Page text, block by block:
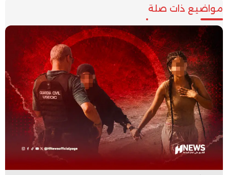
مواضيع ذات صلة